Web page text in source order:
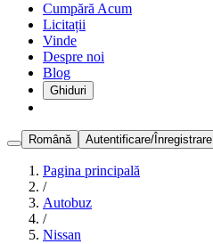
Cumpără Acum
Licitații
Vinde
Despre noi
Blog
Ghiduri
Română Autentificare/Înregistrare
Pagina principală
/
Autobuz
/
Nissan